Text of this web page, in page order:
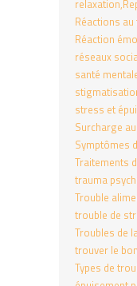
relaxation
Réactions
Réaction
réseaux
santé
stress et
Surcharge
Symptômes
Traitements
trauma
Trouble
trouble de
Troubles de
trouver le
Types de